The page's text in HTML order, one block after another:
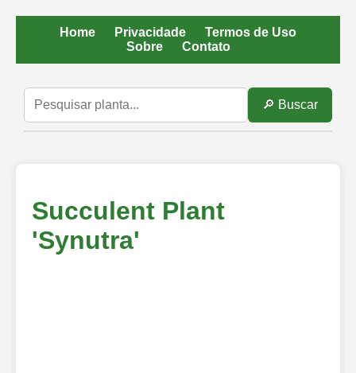
Home Privacidade
Termos de Uso
Sobre
Contato
🔎 Buscar
Succulent Plant
'Synutra'